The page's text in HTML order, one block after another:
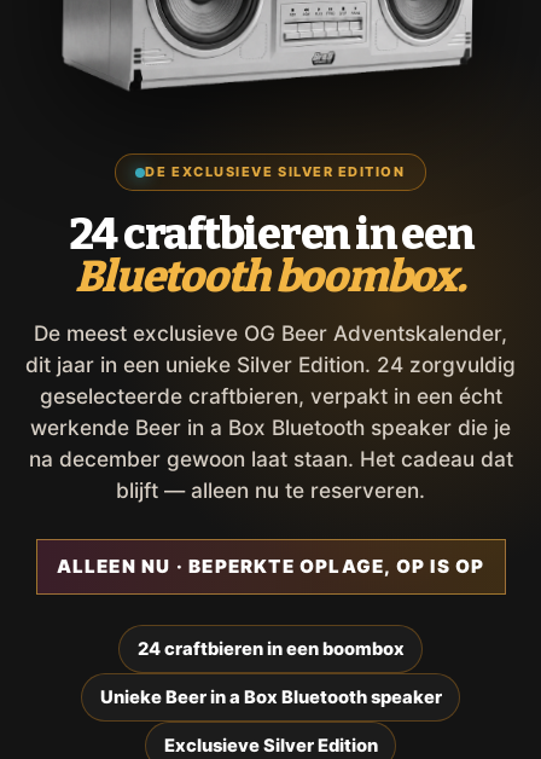
DE EXCLUSIEVE SILVER EDITION
24 craftbieren in een
Bluetooth boombox.
De meest exclusieve OG Beer Adventskalender,
dit jaar in een unieke Silver Edition. 24 zorgvuldig
geselecteerde craftbieren, verpakt in een écht
werkende Beer in a Box Bluetooth speaker die je
na december gewoon laat staan. Het cadeau dat
blijft — alleen nu te reserveren.
ALLEEN NU · BEPERKTE OPLAGE, OP IS OP
24 craftbieren in een boombox
Unieke Beer in a Box Bluetooth speaker
Exclusieve Silver Edition